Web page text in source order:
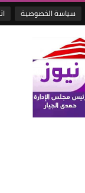
سياسة الخصوصية